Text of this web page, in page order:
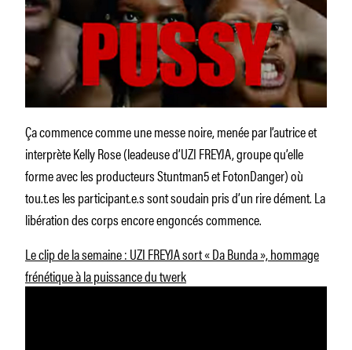
Ça commence comme une messe noire, menée par l’autrice et
interprète Kelly Rose (leadeuse d’UZI FREYJA, groupe qu’elle
forme avec les producteurs Stuntman5 et FotonDanger) où
tou.t.es les participant.e.s sont soudain pris d’un rire dément. La
libération des corps encore engoncés commence.
Le clip de la semaine : UZI FREYJA sort « Da Bunda », hommage
frénétique à la puissance du twerk